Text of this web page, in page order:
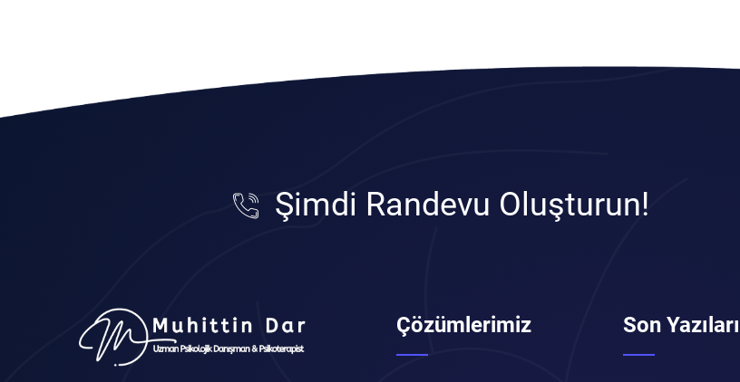
Şimdi Randevu Oluşturun!
Çözümlerimiz Son